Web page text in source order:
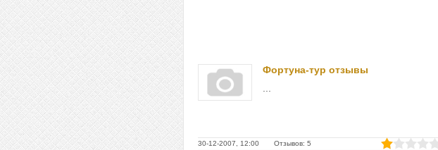
Фортуна-тур отзывы
30-12-2007, 12:00 Отзывов: 5